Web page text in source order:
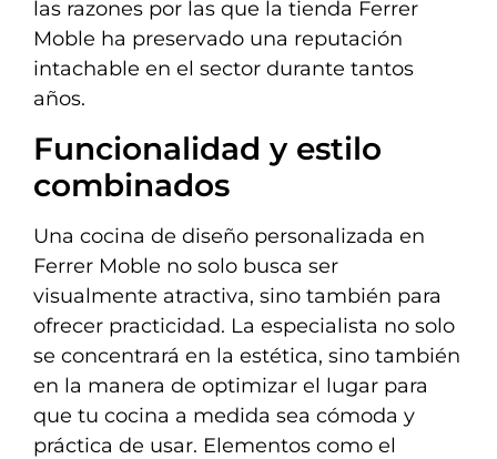
las razones por las que la tienda Ferrer
Moble ha preservado una reputación
intachable en el sector durante tantos
años.
Funcionalidad y estilo
combinados
Una cocina de diseño personalizada en
Ferrer Moble no solo busca ser
visualmente atractiva, sino también para
ofrecer practicidad. La especialista no solo
se concentrará en la estética, sino también
en la manera de optimizar el lugar para
que tu cocina a medida sea cómoda y
práctica de usar. Elementos como el